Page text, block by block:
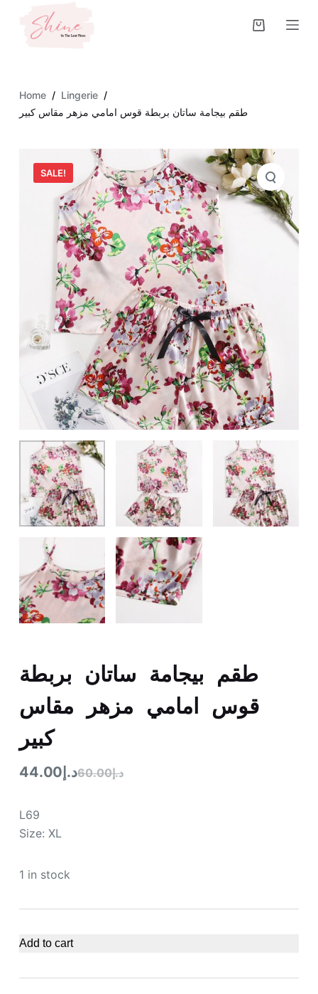
Home / Lingerie /
طقم بيجامة ساتان بربطة قوس امامي مزهر مقاس كبير
SALE!
طقم بيجامة ساتان بربطة
قوس امامي مزهر مقاس
كبير
د.إ60.00د.إ 44.00
L69
Size: XL
1 in stock
Add to cart